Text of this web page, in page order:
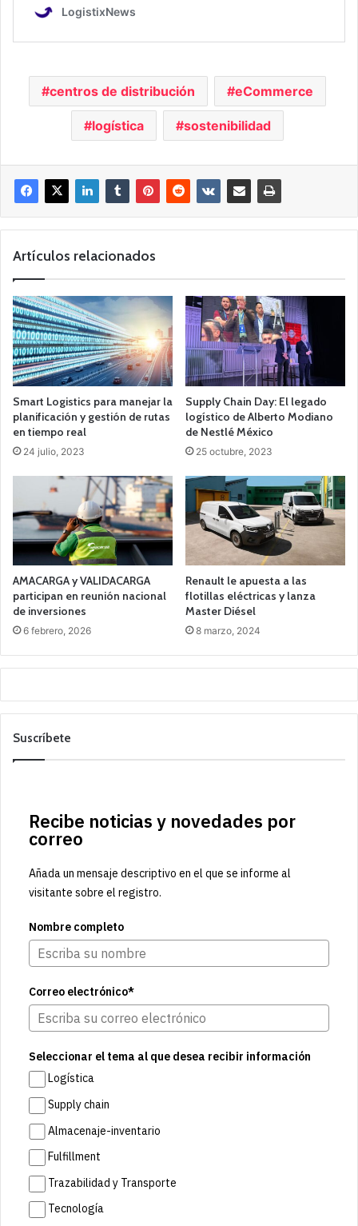
centros de distribución eCommerce
logística sostenibilidad
Artículos relacionados
Smart Logistics para manejar la
planificación y gestión de rutas
en tiempo real
24 julio, 2023
Supply Chain Day: El legado
logístico de Alberto Modiano
de Nestlé México
25 octubre, 2023
AMACARGA y VALIDACARGA
participan en reunión nacional
de inversiones
6 febrero, 2026
Renault le apuesta a las
flotillas eléctricas y lanza
Master Diésel
8 marzo, 2024
Suscríbete
Recibe noticias y novedades por
correo
Añada un mensaje descriptivo en el que se informe al
visitante sobre el registro.
Nombre completo
Correo electrónico*
Seleccionar el tema al que desea recibir información
Logística
Supply chain
Almacenaje-inventario
Fulfillment
Trazabilidad y Transporte
Tecnología